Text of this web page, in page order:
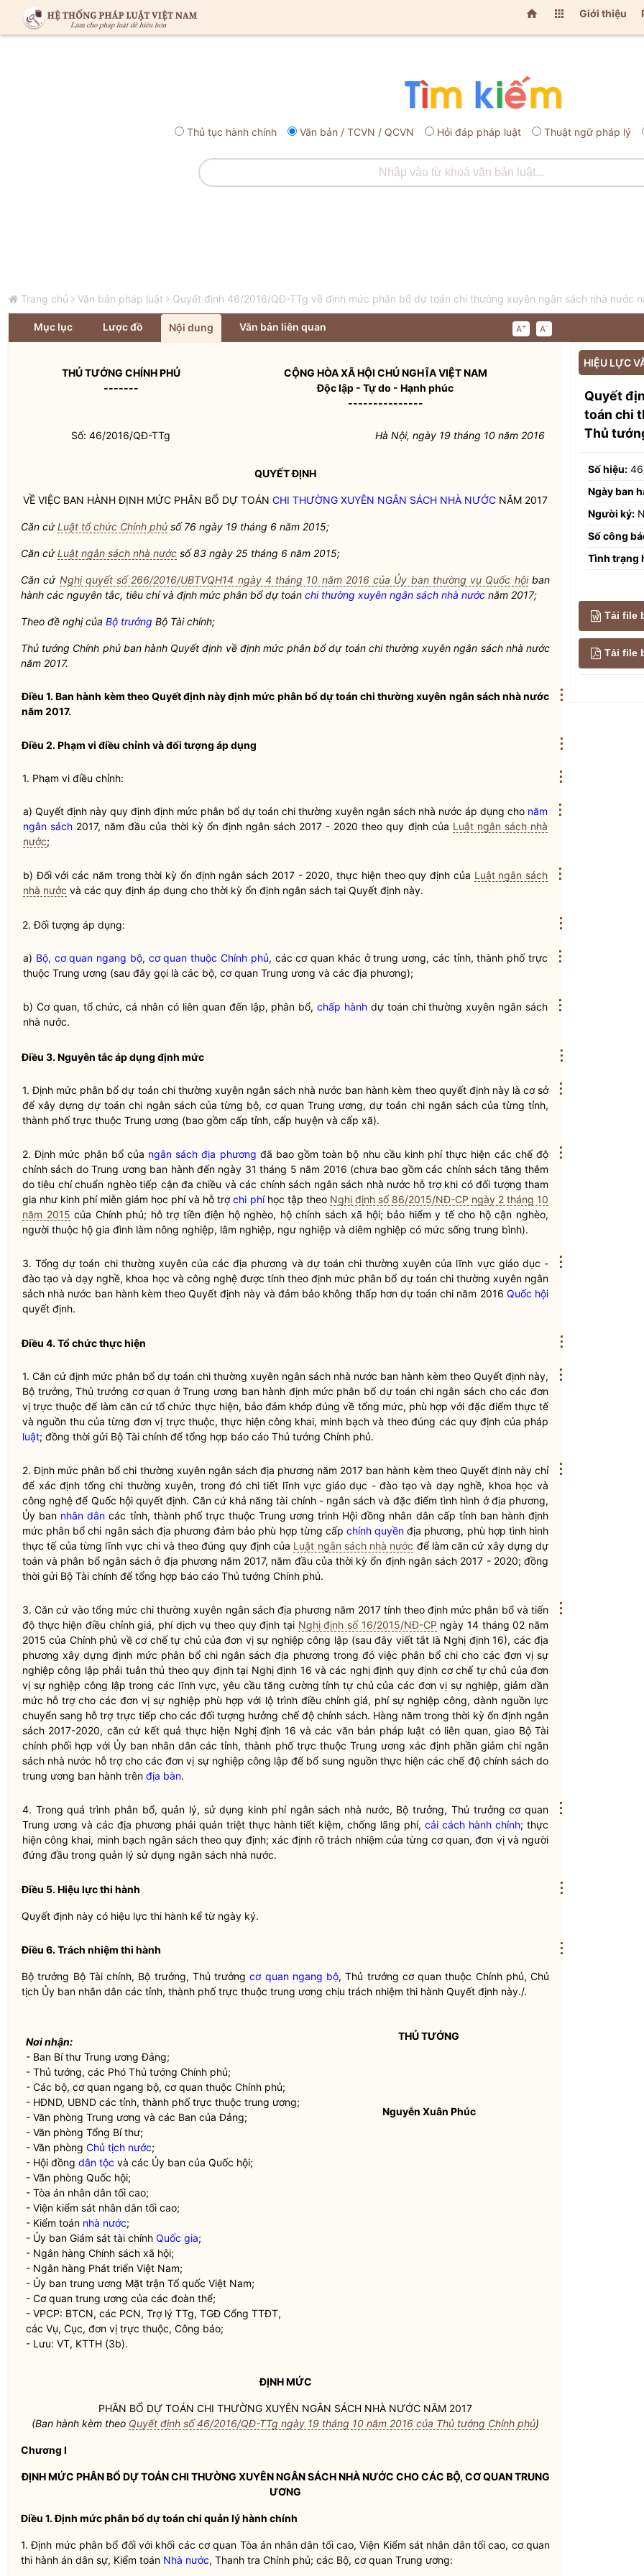
  Giới thiệu
Thủ tục hành chính Văn bản / TCVN / QCVN Hỏi đáp pháp luật Thuật ngữ pháp lý
Trang chủ Văn bản pháp luật Quyết định 46/2016/QĐ-TTg về định mức phân bổ dự toán chi thường xuyên ngân sách nhà nước
Mục lục Lược đồ Nội dung Văn bản liên quan A+ A-
THỦ TƯỚNG CHÍNH PHỦ
-------
CỘNG HÒA XÃ HỘI CHỦ NGHĨA VIỆT NAM
Độc lập - Tự do - Hạnh phúc
---------------
Số: 46/2016/QĐ-TTg Hà Nội, ngày 19 tháng 10 năm 2016
QUYẾT ĐỊNH
VỀ VIỆC BAN HÀNH ĐỊNH MỨC PHÂN BỔ DỰ TOÁN CHI THƯỜNG XUYÊN NGÂN SÁCH NHÀ NƯỚC NĂM 2017
Căn cứLuật tổ chức Chính phủ số 76 ngày 19 tháng 6 năm 2015;
Căn cứLuật ngân sách nhà nước số 83 ngày 25 tháng 6 năm 2015;
Căn cứ Nghị quyết số 266/2016/UBTVQH14 ngày 4 tháng 10 năm 2016 của Ủy ban thường vụ Quốc hộiban
hành các nguyên tắc, tiêu chí và định mức phân bổ dự toán chi thường xuyên ngân sách nhà nước năm 2017;
Theo đề nghị của Bộ trưởng Bộ Tài chính;
Thủ tướng Chính phủ ban hành Quyết định về định mức phân bổ dự toán chi thường xuyên ngân sách nhà nước
năm 2017.
Điều 1.Ban hành kèm theo Quyết định này định mức phân bổ dự toánchi thường xuyên ngân sách nhà nước
năm 2017.
Điều 2. Phạm vi điều chỉnh và đối tượng áp dụng
1. Phạm vi điều chỉnh:
a) Quyết định này quy định định mức phân bổ dự toán chi thường xuyên ngân sách nhà nước áp dụng cho năm
ngân sách 2017, năm đầu của thời kỳ ổn định ngân sách 2017 - 2020 theo quy định của Luật ngân sách nhà
nước;
b) Đối với các năm trong thời kỳ ổn định ngân sách 2017 - 2020, thực hiện theo quy định của Luật ngân sách
nhà nước và các quy định áp dụng cho thời kỳ ổn định ngân sách tại Quyết định này.
2. Đối tượng áp dụng:
a) Bộ, cơ quan ngang bộ, cơ quan thuộc Chính phủ, các cơ quan khác ở trung ương, các tỉnh, thành phố trực
thuộc Trung ương (sau đây gọi là các bộ, cơ quan Trung ương và các địa phương);
b) Cơ quan, tổ chức, cá nhân có liên quan đến lập, phân bổ,chấp hànhdự toán chi thường xuyên ngân sách
nhà nước.
Điều 3. Nguyên tắc áp dụng định mức
1. Định mức phân bổ dự toán chi thường xuyên ngân sách nhà nước ban hành kèm theo quyết định này là cơ sở
để xây dựng dự toán chi ngân sách của từng bộ, cơ quan Trung ương, dự toán chi ngân sách của từng tỉnh,
thành phố trực thuộc Trung ương (bao gồm cấp tỉnh, cấp huyện và cấp xã).
2. Định mức phân bổ của ngân sách địa phương đã bao gồm toàn bộ nhu cầu kinh phí thực hiện các chế độ
chính sách do Trung ương ban hành đến ngày 31 tháng 5 năm 2016 (chưa bao gồm các chính sách tăng thêm
do tiêu chí chuẩn nghèo tiếp cận đa chiều và các chính sách ngân sách nhà nước hỗ trợ khi có đối tượng tham
gia như kinh phí miễn giảm học phí và hỗ trợchi phíhọc tập theo Nghị định số 86/2015/NĐ-CP ngày 2 tháng 10
năm 2015 của Chính phủ; hỗ trợ tiền điện hộ nghèo, hộ chính sách xã hội; bảo hiểm y tế cho hộ cận nghèo,
người thuộc hộ gia đình làm nông nghiệp, lâm nghiệp, ngư nghiệp và diêm nghiệp có mức sống trung bình).
3. Tổng dự toán chi thường xuyêncủa các địa phương và dự toán chi thường xuyên của lĩnh vực giáo dục -
đào tạo và dạy nghề, khoa học và công nghệ được tính theo định mức phân bổ dự toán chi thường xuyên ngân
sách nhà nước ban hành kèm theo Quyết định này và đảm bảo không thấp hơn dự toán chi năm 2016 Quốc hội
quyết định.
Điều 4. Tổ chức thực hiện
1. Căn cứ định mức phân bổ dự toán chi thường xuyên ngân sách nhà nước ban hành kèm theo Quyết định này,
Bộ trưởng, Thủ trưởng cơ quan ở Trung ương ban hành định mức phân bổ dự toán chi ngân sách cho các đơn
vị trực thuộc để làm căn cứ tổ chức thực hiện, bảo đảm khớp đúng về tổng mức, phù hợp với đặc điểm thực tế
và nguồn thu của từng đơn vị trực thuộc, thực hiện công khai, minh bạch và theo đúng các quy định của pháp
luật; đồng thời gửi Bộ Tài chính để tổng hợp báo cáo Thủ tướng Chính phủ.
2. Định mức phân bổchi thường xuyên ngân sách địa phương năm 2017 ban hành kèm theo Quyết định này chỉ
để xác định tổngchi thường xuyên, trong đó chi tiết lĩnh vực giáo dục - đào tạo và dạy nghề, khoa học và
công nghệ để Quốc hộiquyết định. Căn cứ khả năng tài chính - ngân sách và đặc điểm tình hình ở địa phương,
Ủy ban nhân dân các tỉnh, thành phố trực thuộc Trung ương trình Hội đồng nhân dâncấp tỉnh ban hành định
mức phân bổ chi ngân sách địa phương đảm bảo phù hợp từng cấpchính quyền địa phương, phù hợp tình hình
thực tế của từng lĩnh vực chi và theo đúng quy định của Luật ngân sách nhà nước để làm căn cứ xây dựng dự
toán và phân bổ ngân sách ở địa phương năm 2017, năm đầu của thời kỳ ổn định ngân sách 2017 - 2020; đồng
thời gửi Bộ Tài chính để tổng hợp báo cáo Thủ tướng Chính phủ.
3. Căn cứ vào tổng mứcchi thường xuyên ngân sách địa phương năm 2017 tính theo định mức phân bổ và tiến
độ thực hiện điều chỉnh giá, phí dịch vụ theo quy định tại Nghị định số 16/2015/NĐ-CP ngày 14 tháng 02 năm
2015 của Chính phủ về cơ chế tự chủ của đơn vị sự nghiệp công lập (sau đây viết tắt là Nghị định 16), các địa
phương xây dựng định mức phân bổ chi ngân sách địa phương trong đó việc phân bổ chi cho các đơn vị sự
nghiệp công lập phải tuân thủ theo quy định tại Nghị định 16 và các nghị định quy định cơ chế tự chủ của đơn
vị sự nghiệp công lập trong các lĩnh vực, yêu cầu tăng cường tính tự chủ của các đơn vị sự nghiệp, giảm dần
mức hỗ trợ cho các đơn vị sự nghiệp phù hợp với lộ trình điều chỉnh giá, phí sự nghiệp công, dành nguồn lực
chuyển sang hỗ trợ trực tiếp cho các đối tượng hưởng chế độ chính sách. Hàng năm trong thời kỳ ổn định ngân
sách 2017-2020, căn cứ kết quả thực hiện Nghị định 16 và các văn bản pháp luật có liên quan, giao Bộ Tài
chính phối hợp với Ủy ban nhân dân các tỉnh, thành phố trực thuộc Trung ương xác định phần giảm chi ngân
sách nhà nước hỗ trợ cho các đơn vị sự nghiệp công lập để bổ sung nguồn thực hiện các chế độ chính sách do
trung ương ban hành trên địa bàn.
4. Trong quá trình phân bổ, quản lý, sử dụng kinh phí ngân sách nhà nước, Bộ trưởng, Thủ trưởng cơ quan
Trung ương và các địa phương phải quán triệt thực hành tiết kiệm, chống lãng phí,cải cách hành chính; thực
hiện công khai, minh bạch ngân sách theo quy định; xác định rõ trách nhiệm của từng cơ quan, đơn vị và người
đứng đầu trong quản lý sử dụng ngân sách nhà nước.
Điều 5. Hiệu lực thi hành
Quyết định này có hiệu lực thi hành kể từ ngày ký.
Điều 6. Trách nhiệm thi hành
Bộ trưởng Bộ Tài chính, Bộ trưởng, Thủ trưởngcơ quan ngang bộ, Thủ trưởng cơ quan thuộc Chính phủ, Chủ
tịch Ủy ban nhân dân các tỉnh, thành phố trực thuộc trung ương chịu trách nhiệm thi hành Quyết định này./.
Nơi nhận:
- Ban Bí thư Trung ương Đảng;
- Thủ tướng, các Phó Thủ tướng Chính phủ;
- Các bộ, cơ quan ngang bộ,cơ quan thuộc Chính phủ;
- HĐND, UBND các tỉnh, thành phố trực thuộc trung ương;
- Văn phòng Trung ương và các Ban của Đảng;
- Văn phòng Tổng Bí thư;
- Văn phòngChủ tịch nước;
- Hội đồngdân tộc và các Ủy ban củaQuốc hội;
- Văn phòngQuốc hội;
- Tòa án nhân dân tối cao;
- Viện kiểm sát nhân dân tối cao;
- Kiểm toán nhà nước;
- Ủy ban Giám sát tài chínhQuốc gia;
- Ngân hàng Chính sách xã hội;
- Ngân hàng Phát triển Việt Nam;
- Ủy ban trung ương Mặt trận Tổ quốc Việt Nam;
- Cơ quan trung ương của các đoàn thể;
- VPCP: BTCN, các PCN, Trợ lý TTg, TGĐ Cổng TTĐT,
các Vụ, Cục, đơn vị trực thuộc, Công báo;
- Lưu: VT, KTTH (3b).
THỦ TƯỚNG
Nguyễn Xuân Phúc
ĐỊNH MỨC
PHÂN BỔ DỰ TOÁN CHI THƯỜNG XUYÊN NGÂN SÁCH NHÀ NƯỚC NĂM 2017
(Ban hành kèm theo Quyết định số 46/2016/QĐ-TTg ngày 19 tháng 10 năm 2016 của Thủ tướng Chính phủ)
Chương I
ĐỊNH MỨC PHÂN BỔ DỰ TOÁNCHI THƯỜNG XUYÊN NGÂN SÁCH NHÀ NƯỚC CHO CÁC BỘ, CƠ QUAN TRUNG
ƯƠNG
Điều 1. Định mức phân bổ dự toán chi quản lý hành chính
1. Định mức phân bổ đối với khối các cơ quan Tòa án nhân dân tối cao, Viện Kiểm sát nhân dân tối cao, cơ quan
thi hành án dân sự, Kiểm toán Nhà nước, Thanh tra Chính phủ; các Bộ, cơ quan Trung ương:
HIỆU LỰC
Quyết
toán chi
Thủ
Số hiệu:
Ngày ban
Người ký:
Số công
Tình trạng
Tải file
Tải file
⋮
⋮
⋮
⋮
⋮
⋮
⋮
⋮
⋮
⋮
⋮
⋮
⋮
⋮
⋮
⋮
⋮
⋮
⋮